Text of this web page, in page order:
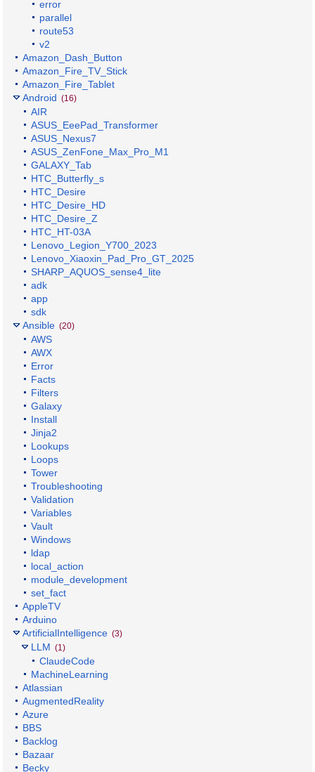
error
parallel
route53
v2
Amazon_Dash_Button
Amazon_Fire_TV_Stick
Amazon_Fire_Tablet
Android (16)
AIR
ASUS_EeePad_Transformer
ASUS_Nexus7
ASUS_ZenFone_Max_Pro_M1
GALAXY_Tab
HTC_Butterfly_s
HTC_Desire
HTC_Desire_HD
HTC_Desire_Z
HTC_HT-03A
Lenovo_Legion_Y700_2023
Lenovo_Xiaoxin_Pad_Pro_GT_2025
SHARP_AQUOS_sense4_lite
adk
app
sdk
Ansible (20)
AWS
AWX
Error
Facts
Filters
Galaxy
Install
Jinja2
Lookups
Loops
Tower
Troubleshooting
Validation
Variables
Vault
Windows
ldap
local_action
module_development
set_fact
AppleTV
Arduino
ArtificialIntelligence (3)
LLM (1)
ClaudeCode
MachineLearning
Atlassian
AugmentedReality
Azure
BBS
Backlog
Bazaar
Becky